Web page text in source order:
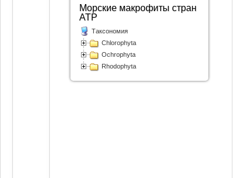
Морские макрофиты стран
АТР
Таксономия
Chlorophyta
Ochrophyta
Rhodophyta